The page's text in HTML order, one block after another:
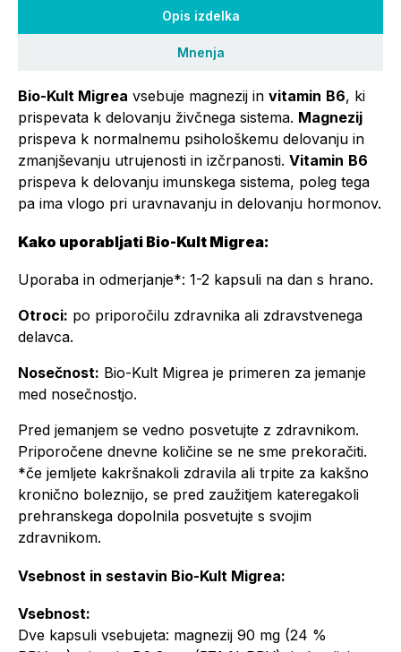
Opis izdelka
Mnenja
Bio-Kult Migrea vsebuje magnezij in vitamin B6, ki
prispevata k delovanju živčnega sistema. Magnezij
prispeva k normalnemu psihološkemu delovanju in
zmanjševanju utrujenosti in izčrpanosti. Vitamin B6
prispeva k delovanju imunskega sistema, poleg tega
pa ima vlogo pri uravnavanju in delovanju hormonov.
Kako uporabljati Bio-Kult Migrea:
Uporaba in odmerjanje*: 1-2 kapsuli na dan s hrano.
Otroci: po priporočilu zdravnika ali zdravstvenega
delavca.
Nosečnost: Bio-Kult Migrea je primeren za jemanje
med nosečnostjo.
Pred jemanjem se vedno posvetujte z zdravnikom.
Priporočene dnevne količine se ne sme prekoračiti.
*če jemljete kakršnakoli zdravila ali trpite za kakšno
kronično boleznijo, se pred zaužitjem kateregakoli
prehranskega dopolnila posvetujte s svojim
zdravnikom.
Vsebnost in sestavin Bio-Kult Migrea:
Vsebnost:
Dve kapsuli vsebujeta: magnezij 90 mg (24 %